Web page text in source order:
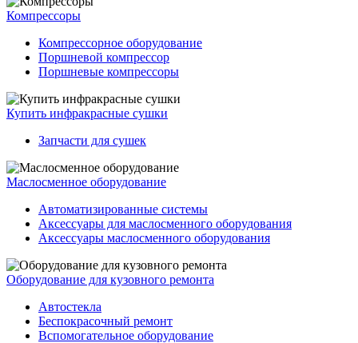
Компрессоры
Компрессорное оборудование
Поршневой компрессор
Поршневые компрессоры
Купить инфракрасные сушки
Запчасти для сушек
Маслосменное оборудование
Автоматизированные системы
Аксессуары для маслосменного оборудования
Аксессуары маслосменного оборудования
Оборудование для кузовного ремонта
Автостекла
Беспокрасочный ремонт
Вспомогательное оборудование